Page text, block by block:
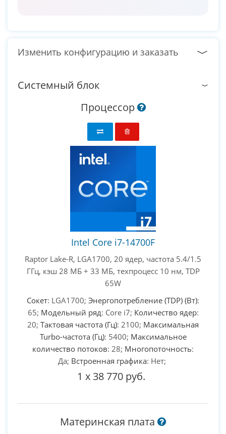
Изменить конфигурацию и заказать
Системный блок
Процессор
Intel Core i7-14700F
Raptor Lake-R, LGA1700, 20 ядер, частота 5.4/1.5
ГГц, кэш 28 МБ + 33 МБ, техпроцесс 10 нм, TDP
65W
Сокет: LGA1700; Энергопотребление (TDP) (Вт):
65; Модельный ряд: Core i7; Количество ядер:
20; Тактовая частота (Гц): 2100; Максимальная
Turbo-частота (Гц): 5400; Максимальное
количество потоков: 28; Многопоточность:
Да; Встроенная графика: Нет;
1 x 38 770 руб.
Материнская плата